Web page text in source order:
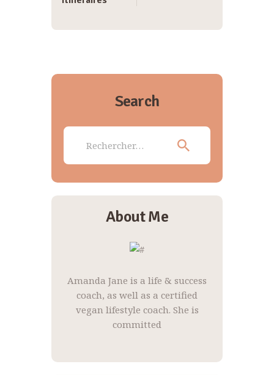
Search
Rechercher :
About Me
Amanda Jane is a life & success
coach, as well as a certified
vegan lifestyle coach. She is
committed